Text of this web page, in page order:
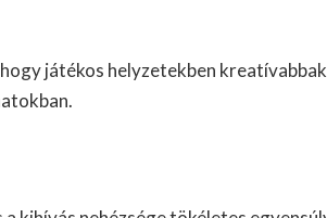
játékos helyzetekben